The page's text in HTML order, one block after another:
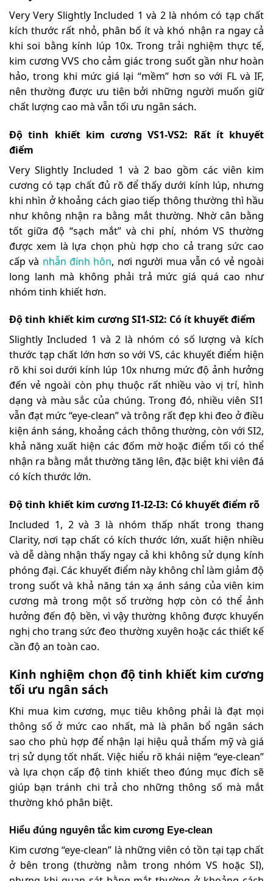
Very Very Slightly Included 1 và 2 là nhóm có tạp chất
kích thước rất nhỏ, phân bố ít và khó nhận ra ngay cả
khi soi bằng kính lúp 10x. Trong trải nghiệm thực tế,
kim cương VVS cho cảm giác trong suốt gần như hoàn
hảo, trong khi mức giá lại “mềm” hơn so với FL và IF,
nên thường được ưu tiên bởi những người muốn giữ
chất lượng cao mà vẫn tối ưu ngân sách.
Độ tinh khiết kim cương VS1-VS2: Rất ít khuyết
điểm
Very Slightly Included 1 và 2 bao gồm các viên kim
cương có tạp chất đủ rõ để thấy dưới kính lúp, nhưng
khi nhìn ở khoảng cách giao tiếp thông thường thì hầu
như không nhận ra bằng mắt thường. Nhờ cân bằng
tốt giữa độ “sạch mắt” và chi phí, nhóm VS thường
được xem là lựa chọn phù hợp cho cả trang sức cao
cấp và nhẫn đính hôn, nơi người mua vẫn có vẻ ngoài
long lanh mà không phải trả mức giá quá cao như
nhóm tinh khiết hơn.
Độ tinh khiết kim cương SI1-SI2: Có ít khuyết điểm
Slightly Included 1 và 2 là nhóm có số lượng và kích
thước tạp chất lớn hơn so với VS, các khuyết điểm hiện
rõ khi soi dưới kính lúp 10x nhưng mức độ ảnh hưởng
đến vẻ ngoài còn phụ thuộc rất nhiều vào vị trí, hình
dạng và màu sắc của chúng. Trong đó, nhiều viên SI1
vẫn đạt mức “eye-clean” và trông rất đẹp khi đeo ở điều
kiện ánh sáng, khoảng cách thông thường, còn với SI2,
khả năng xuất hiện các đốm mờ hoặc điểm tối có thể
nhận ra bằng mắt thường tăng lên, đặc biệt khi viên đá
có kích thước lớn.
Độ tinh khiết kim cương I1-I2-I3: Có khuyết điểm rõ
Included 1, 2 và 3 là nhóm thấp nhất trong thang
Clarity, nơi tạp chất có kích thước lớn, xuất hiện nhiều
và dễ dàng nhận thấy ngay cả khi không sử dụng kính
phóng đại. Các khuyết điểm này không chỉ làm giảm độ
trong suốt và khả năng tán xạ ánh sáng của viên kim
cương mà trong một số trường hợp còn có thể ảnh
hưởng đến độ bền, vì vậy thường không được khuyến
nghị cho trang sức đeo thường xuyên hoặc các thiết kế
cần độ an toàn cao.
Kinh nghiệm chọn độ tinh khiết kim cương
tối ưu ngân sách
Khi mua kim cương, mục tiêu không phải là đạt mọi
thông số ở mức cao nhất, mà là phân bổ ngân sách
sao cho phù hợp để nhận lại hiệu quả thẩm mỹ và giá
trị sử dụng tốt nhất. Việc hiểu rõ khái niệm “eye-clean”
và lựa chọn cấp độ tinh khiết theo đúng mục đích sẽ
giúp bạn tránh chi trả cho những thông số mà mắt
thường khó phân biệt.
Hiểu đúng nguyên tắc kim cương Eye-clean
Kim cương “eye-clean” là những viên có tồn tại tạp chất
ở bên trong (thường nằm trong nhóm VS hoặc SI),